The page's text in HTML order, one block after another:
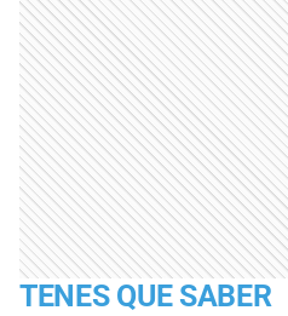
TENES QUE SABER